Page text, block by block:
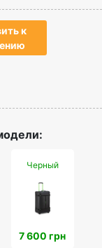
к
Черный
7 600 грн